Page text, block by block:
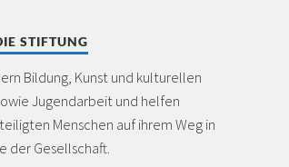
STIFTUNG
Bildung, Kunst und kulturellen
Jugendarbeit und helfen
Menschen auf ihrem Weg in
der Gesellschaft.